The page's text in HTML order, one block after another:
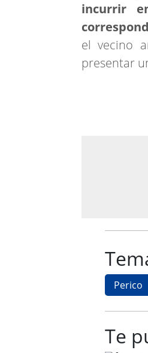
incurrir
el vecino
presentar
Perico
Te